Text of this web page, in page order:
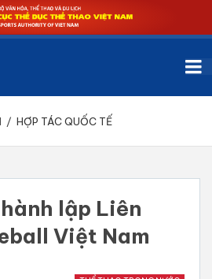
/ HỢP TÁC QUỐC TẾ
lập Liên
Việt Nam